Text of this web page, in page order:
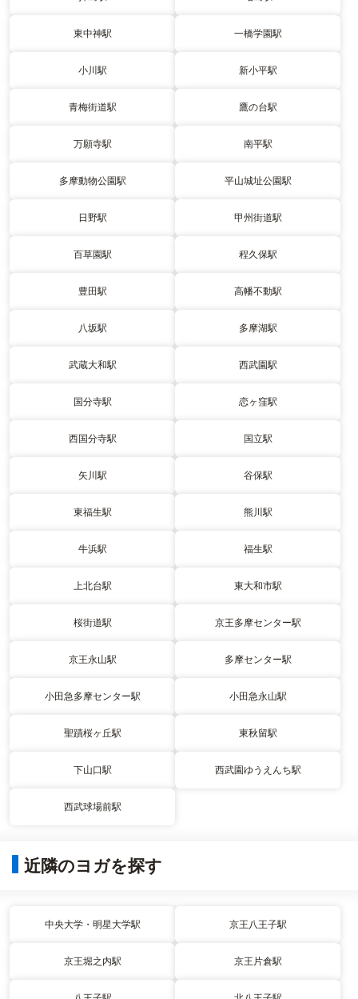
東中神駅 一橋学園駅
小川駅 新小平駅
青梅街道駅 鷹の台駅
万願寺駅 南平駅
多摩動物公園駅 平山城址公園駅
日野駅 甲州街道駅
百草園駅 程久保駅
豊田駅 高幡不動駅
八坂駅 多摩湖駅
武蔵大和駅 西武園駅
国分寺駅 恋ヶ窪駅
西国分寺駅 国立駅
矢川駅 谷保駅
東福生駅 熊川駅
牛浜駅 福生駅
上北台駅 東大和市駅
桜街道駅 京王多摩センター駅
京王永山駅 多摩センター駅
小田急多摩センター駅 小田急永山駅
聖蹟桜ヶ丘駅 東秋留駅
下山口駅 西武園ゆうえんち駅
西武球場前駅
近隣のヨガを探す
中央大学・明星大学駅 京王八王子駅
京王堀之内駅 京王片倉駅